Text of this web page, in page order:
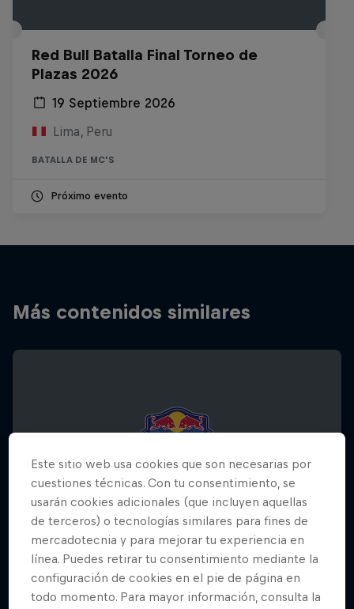
Red Bull Batalla Final Torneo de
Plazas 2026
19 Septiembre 2026
Lima, Peru
BATALLA DE MC'S
Próximo evento
Más contenidos similares
Red Bull Batalla Final Torneo de Plazas
Este sitio web usa cookies que son necesarias por
cuestiones técnicas. Con tu consentimiento, se
usarán cookies adicionales (que incluyen aquellas
de terceros) o tecnologías similares para fines de
mercadotecnia y para mejorar tu experiencia en
línea. Puedes retirar tu consentimiento mediante la
configuración de cookies en el pie de página en
todo momento. Para mayor información, consulta la